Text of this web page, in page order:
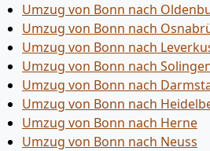
Umzug von Bonn nach
Umzug von Bonn nach
Umzug von Bonn nach
Umzug von Bonn nach
Umzug von Bonn nach
Umzug von Bonn nach
Umzug von Bonn nach Herne
Umzug von Bonn nach Neuss